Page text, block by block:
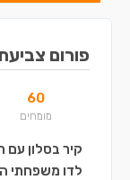
פורום
60
מומחים
קיר בסלון
לדו משפחתי